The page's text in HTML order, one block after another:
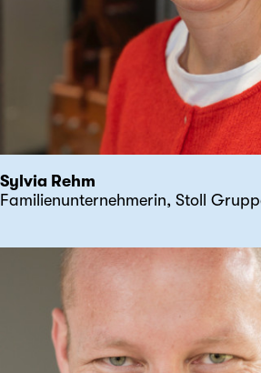
Sylvia Rehm
Familienunternehmerin, Stoll